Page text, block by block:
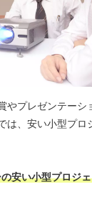
やプレゼンテー
、安い小型プロ
安い小型プロジ